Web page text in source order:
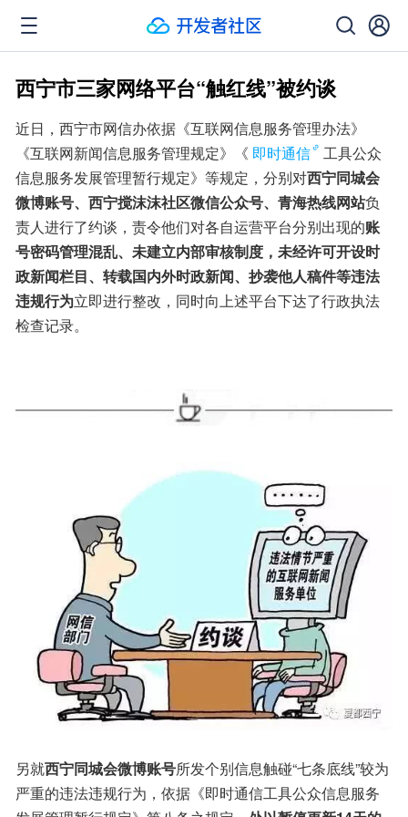
西宁市三家网络平台“触红线”被约谈
近日，西宁市网信办依据《互联网信息服务管理办法》
《互联网新闻信息服务管理规定》《 即时通信
工具公众
信息服务发展管理暂行规定》等规定，分别对西宁同城会
微博账号、西宁搅沫沫社区微信公众号、青海热线网站负
责人进行了约谈，责令他们对各自运营平台分别出现的账
号密码管理混乱、未建立内部审核制度，未经许可开设时
政新闻栏目、转载国内外时政新闻、抄袭他人稿件等违法
违规行为立即进行整改，同时向上述平台下达了行政执法
检查记录。
另就西宁同城会微博账号所发个别信息触碰“七条底线”较为
严重的违法违规行为，依据《即时通信工具公众信息服务